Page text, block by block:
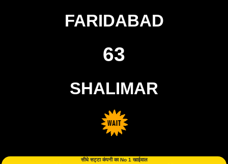
FARIDABAD
63
SHALIMAR
सीधे सट्टा कंपनी का No 1 खाईवाल